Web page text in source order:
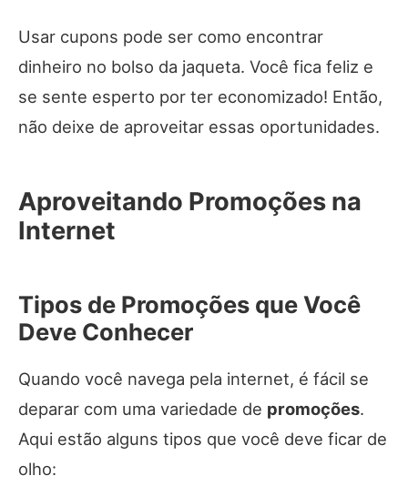
Usar cupons pode ser como encontrar
dinheiro no bolso da jaqueta. Você fica feliz e
se sente esperto por ter economizado! Então,
não deixe de aproveitar essas oportunidades.
Aproveitando Promoções na
Internet
Tipos de Promoções que Você
Deve Conhecer
Quando você navega pela internet, é fácil se
deparar com uma variedade de promoções.
Aqui estão alguns tipos que você deve ficar de
olho: